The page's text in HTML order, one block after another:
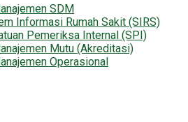
SDM
Informasi Rumah Sakit (SIRS)
Pemeriksa Internal (SPI)
Mutu (Akreditasi)
Operasional